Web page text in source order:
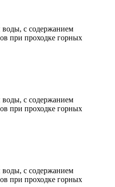
воды, с содержанием
при проходке горных
воды, с содержанием
при проходке горных
воды, с содержанием
при проходке горных